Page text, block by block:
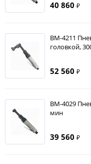
40 860 ₽
BM-4211
головкой,
52 560 ₽
BM-4029
мин
39 560 ₽